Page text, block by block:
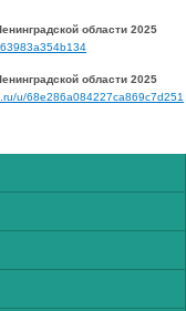
области 2025
области 2025
u/68e286a084227ca869c7d251